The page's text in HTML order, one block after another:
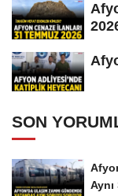
SON